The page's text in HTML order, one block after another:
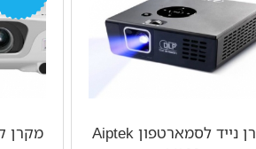
מקרן נייד לסמארטפון Aiptek